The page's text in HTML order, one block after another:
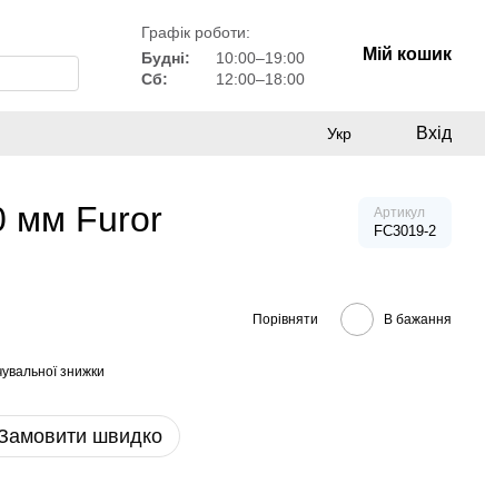
Графік роботи:
Будні:
10:00–19:00
Сб:
12:00–18:00
Мій кошик
Укр Вхід
мм Furor Артикул
FC3019-2
Порівняти В бажання
знижки
швидко